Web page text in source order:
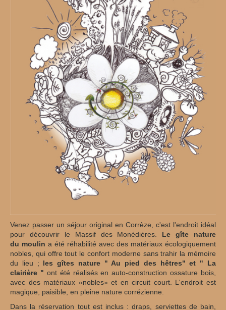
Venez passer un séjour original en Corrèze, c'est l'endroit idéal
pour découvrir le Massif des Monédières. Le gîte nature
du moulin a été réhabilité avec des matériaux écologiquement
nobles, qui offre tout le confort moderne sans trahir la mémoire
du lieu ; les gîtes nature " Au pied des hêtres" et " La
clairière " ont été réalisés en auto-construction ossature bois,
avec des matériaux «nobles» et en circuit court. L'endroit est
magique, paisible, en pleine nature corrézienne.
Dans la réservation tout est inclus : draps, serviettes de bain,